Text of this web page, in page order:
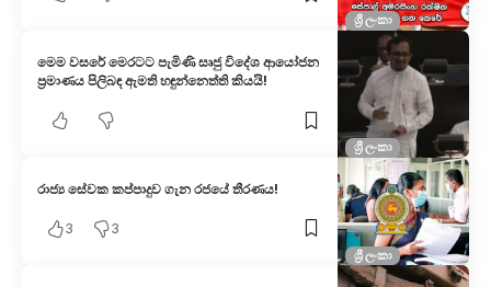
ශ්‍රී ලංකා
ශ්‍රී ලංකා
මෙම වසරේ මෙරටට පැමිණි සෘජු විදේශ ආයෝජන
ප්‍රමාණය පිලිබඳ ඇමති හඳුන්නෙත්ති කියයි!
ශ්‍රී ලංකා
රාජ්‍ය සේවක කප්පාදුව ගැන රජයේ තීරණය!
3 3